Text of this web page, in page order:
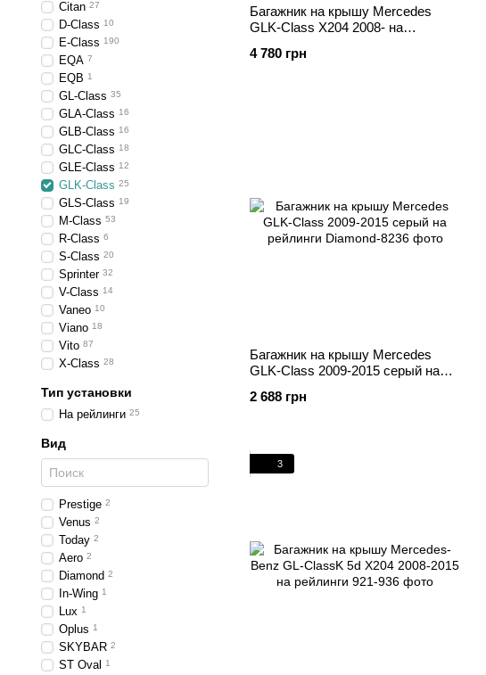
Багажник на крышу Mercedes
GLK-Class X204 2008- на
4 780 грн
Багажник на крышу Mercedes
GLK-Class 2009-2015 серый на
2 688 грн
3
Citan 27
D-Class 10
E-Class 190
EQA 7
EQB 1
GL-Class 35
GLA-Class 16
GLB-Class 16
GLC-Class 18
GLE-Class 12
GLK-Class 25
GLS-Class 19
M-Class 53
R-Class 6
S-Class 20
Sprinter 32
V-Class 14
Vaneo 10
Viano 18
Vito 87
X-Class 28
Тип установки
На рейлинги 25
Вид
Prestige 2
Venus 2
Today 2
Aero 2
Diamond 2
In-Wing 1
Lux 1
Oplus 1
SKYBAR 2
ST Oval 1